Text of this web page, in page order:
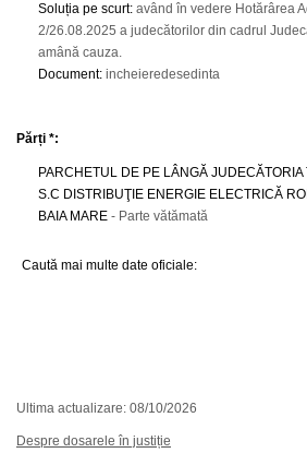
Soluția pe scurt: având în vedere Hotărârea
2/26.08.2025 a judecătorilor din cadrul
amână cauza.
Document: incheieredesedinta
Părți *:
PARCHETUL DE PE LÂNGĂ JUDECĂTORIA
S.C DISTRIBUŢIE ENERGIE ELECTRICĂ
BAIA MARE - Parte vătămată
Caută mai multe date oficiale:
Ultima actualizare: 08/10/2026
Despre dosarele în justiție